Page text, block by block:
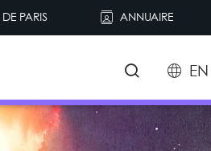
PARIS ANNUAIRE
EN